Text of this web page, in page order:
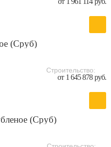
(Сруб)
Строительство:
от 1 645 878 руб.
(Сруб)